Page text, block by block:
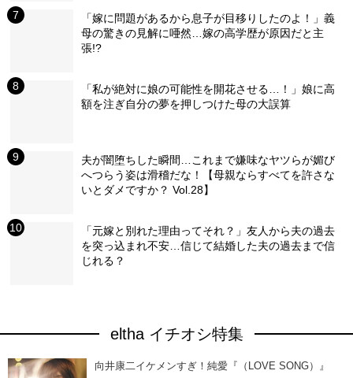
「嫁に問題があるから息子が目移りしたのよ！」義
母の驚きの見解に唖然…嫁の高学歴が原因だと主
張!?
「私が絶対に娘の可能性を開花させる…！」娘に高
額を注ぎ自分の夢を押しつけた母の大誤算
夫が闇堕ちした瞬間…これまで嫌味なヤツらが媚び
へつらう姿は滑稽だな！【母親ならすべてを許さな
いとダメですか？ Vol.28】
「元嫁と別れた理由ってそれ？」友人から夫の過去
を突っ込まれ不安…信じて結婚した夫の過去まで信
じれる？
eltha イチオシ特集
向井康二イケメンすぎ！純愛『（LOVE SONG）』